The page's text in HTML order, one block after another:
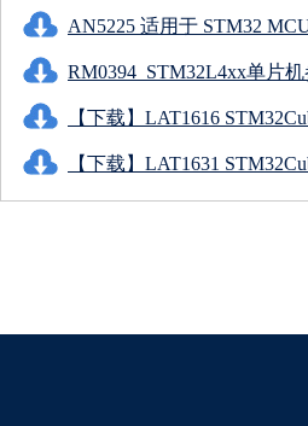
AN5225 适用于 STM32
RM0394_STM32L4xx单片
【下载】LAT1616
【下载】LAT1631